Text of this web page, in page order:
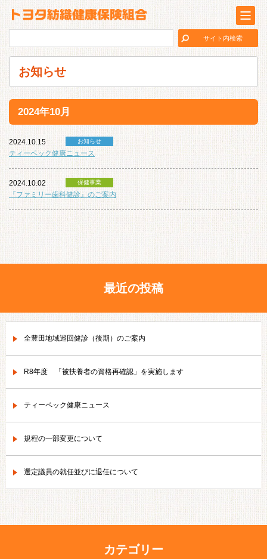
お知らせ
2024年10月
2024.10.15 お知らせ
ティーペック健康ニュース
2024.10.02 保健事業
『ファミリー歯科健診』のご案内
最近の投稿
全豊田地域巡回健診（後期）のご案内
R8年度 「被扶養者の資格再確認」を実施します
ティーペック健康ニュース
規程の一部変更について
選定議員の就任並びに退任について
カテゴリー